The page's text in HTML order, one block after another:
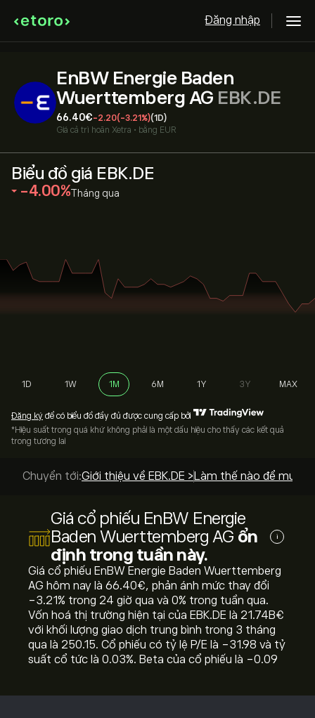
Đăng nhập
EnBW Energie Baden
Wuerttemberg AG EBK.DE
66.40‎€‎-2.20(-3.21%)(1D)
Giá cả trì hoãn Xetra • bằng EUR
Biểu đồ giá EBK.DE
‎-4.00‎ Tháng qua
1D 1W 1M 6M 1Y 3Y MAX
Đăng ký để có biểu đồ đầy đủ được cung cấp bởi
*Hiệu suất trong quá khứ không phải là một dấu hiệu cho thấy các kết quả
trong tương lai
Chuyển tới:Giới thiệu về EBK.DE > Làm thế nào để mua?
Giá cổ phiếu EnBW Energie
Baden Wuerttemberg AG ổn
định trong tuần này.
i
Giá cổ phiếu EnBW Energie Baden Wuerttemberg
AG hôm nay là 66.40‎€‎, phản ánh mức thay đổi
‎-3.21‎% trong 24 giờ qua và ‎0‎% trong tuần qua.
Vốn hoá thị trường hiện tại của EBK.DE là 21.74B‎€‎
với khối lượng giao dịch trung bình trong 3 tháng
qua là 250.15. Cổ phiếu có tỷ lệ P/E là -31.98 và tỷ
suất cổ tức là 0.03%. Beta của cổ phiếu là -0.09